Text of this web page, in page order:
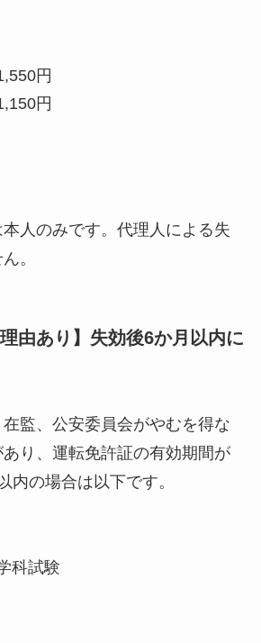
円
円
人のみです。代理人による失
。
理由あり】失効後6か月以内に
監、公安委員会がやむを得な
り、運転免許証の有効期間が
内の場合は以下です。
科試験